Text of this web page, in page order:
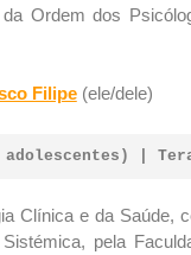
Ordem dos
Filipe(ele/dele)
|
Clínica e da Saúde,
pela